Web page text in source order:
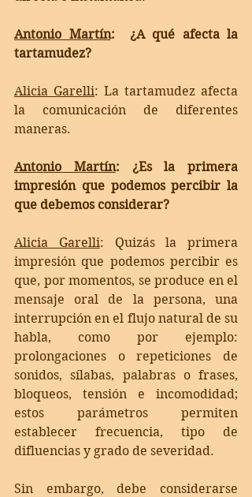
Antonio Martín:  ¿A qué afecta la
tartamudez?
Alicia Garelli: La tartamudez afecta
la comunicación de diferentes
maneras.
Antonio Martín: ¿Es la primera
impresión que podemos percibir la
que debemos considerar?
Alicia Garelli: Quizás la primera
impresión que podemos percibir es
que, por momentos, se produce en el
mensaje oral de la persona, una
interrupción en el flujo natural de su
habla, como por ejemplo:
prolongaciones o repeticiones de
sonidos, sílabas, palabras o frases,
bloqueos, tensión e incomodidad;
estos parámetros permiten
establecer frecuencia, tipo de
difluencias y grado de severidad.
Sin embargo, debe considerarse